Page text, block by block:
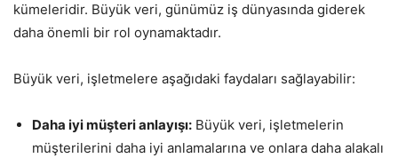
kümeleridir. Büyük veri, günümüz iş dünyasında giderek
daha önemli bir rol oynamaktadır.
Büyük veri, işletmelere aşağıdaki faydaları sağlayabilir:
Daha iyi müşteri anlayışı: Büyük veri, işletmelerin
müşterilerini daha iyi anlamalarına ve onlara daha alakalı